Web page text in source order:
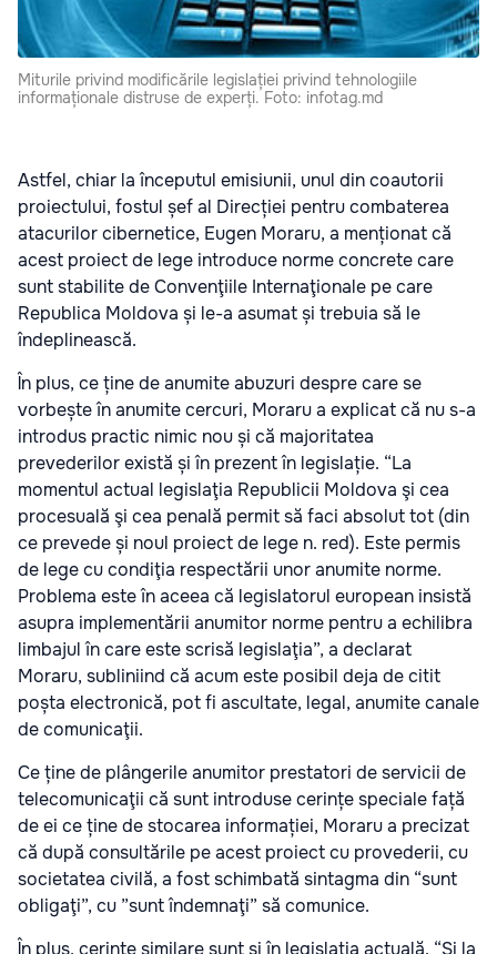
Miturile privind modificările legislației privind tehnologiile
informaționale distruse de experți. Foto: infotag.md
Astfel, chiar la începutul emisiunii, unul din coautorii
proiectului, fostul șef al Direcției pentru combaterea
atacurilor cibernetice, Eugen Moraru, a menționat că
acest proiect de lege introduce norme concrete care
sunt stabilite de Convenţiile Internaţionale pe care
Republica Moldova și le-a asumat și trebuia să le
îndeplinească.
În plus, ce ține de anumite abuzuri despre care se
vorbește în anumite cercuri, Moraru a explicat că nu s-a
introdus practic nimic nou și că majoritatea
prevederilor există și în prezent în legislație. “La
momentul actual legislaţia Republicii Moldova şi cea
procesuală şi cea penală permit să faci absolut tot (din
ce prevede și noul proiect de lege n. red). Este permis
de lege cu condiţia respectării unor anumite norme.
Problema este în aceea că legislatorul european insistă
asupra implementării anumitor norme pentru a echilibra
limbajul în care este scrisă legislaţia”, a declarat
Moraru, subliniind că acum este posibil deja de citit
poșta electronică, pot fi ascultate, legal, anumite canale
de comunicaţii.
Ce ține de plângerile anumitor prestatori de servicii de
telecomunicaţii că sunt introduse cerințe speciale față
de ei ce ține de stocarea informației, Moraru a precizat
că după consultările pe acest proiect cu provederii, cu
societatea civilă, a fost schimbată sintagma din “sunt
obligaţi”, cu ”sunt îndemnaţi” să comunice.
În plus, cerințe similare sunt și în legislația actuală. “Şi la